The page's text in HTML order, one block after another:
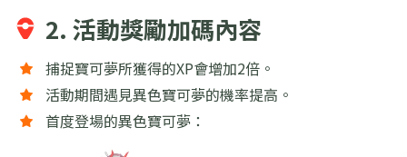
2. 活動獎勵加碼內容
捕捉寶可夢所獲得的XP會增加2倍。
活動期間遇見異色寶可夢的機率提高。
首度登場的異色寶可夢：